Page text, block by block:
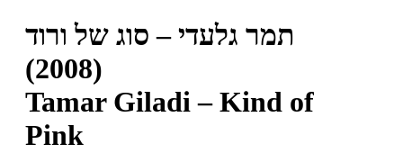
תמר גלעדי – סוג של ורוד
(2008)
Tamar Giladi – Kind of
Pink